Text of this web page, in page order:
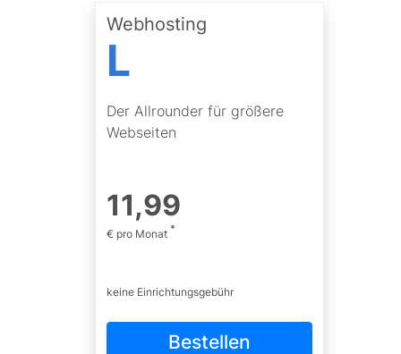
Webhosting
L
Der Allrounder für größere
Webseiten
11,99
€ pro Monat *
keine Einrichtungsgebühr
Bestellen